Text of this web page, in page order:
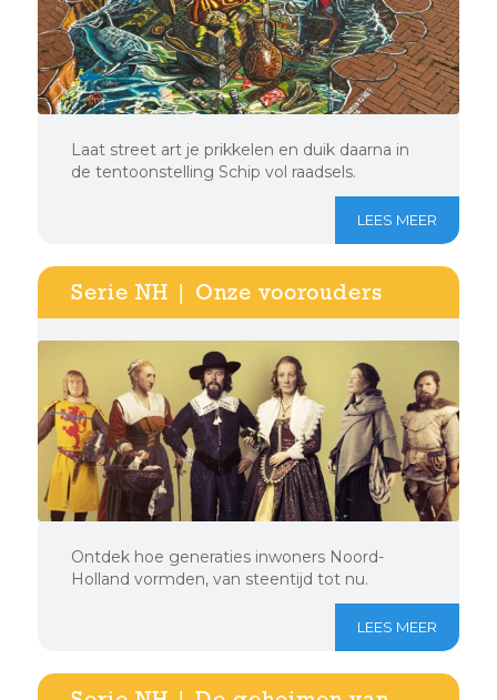
Laat street art je prikkelen en duik daarna in
de tentoonstelling Schip vol raadsels.
LEES MEER
Serie NH | Onze voorouders
Ontdek hoe generaties inwoners Noord-
Holland vormden, van steentijd tot nu.
LEES MEER